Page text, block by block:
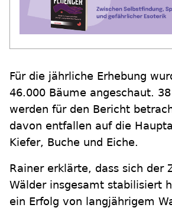
Für die jährliche Erhebung
46.000 Bäume angeschaut.
werden für den Bericht
davon entfallen auf die
Kiefer, Buche und Eiche.
Rainer erklärte, dass sich der
Wälder insgesamt stabilisiert
ein Erfolg von langjährigem